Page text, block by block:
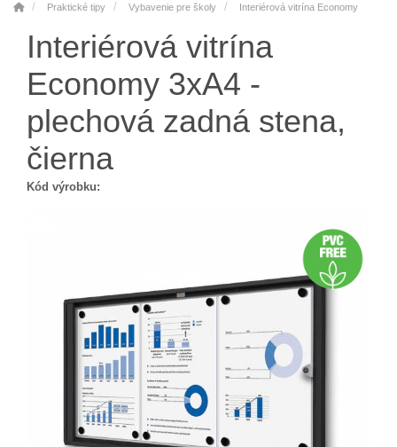
Praktické tipy Vybavenie pre školy Interiérová vitrína Economy
Interiérová vitrína
Economy 3xA4 -
plechová zadná stena,
čierna
Kód výrobku: